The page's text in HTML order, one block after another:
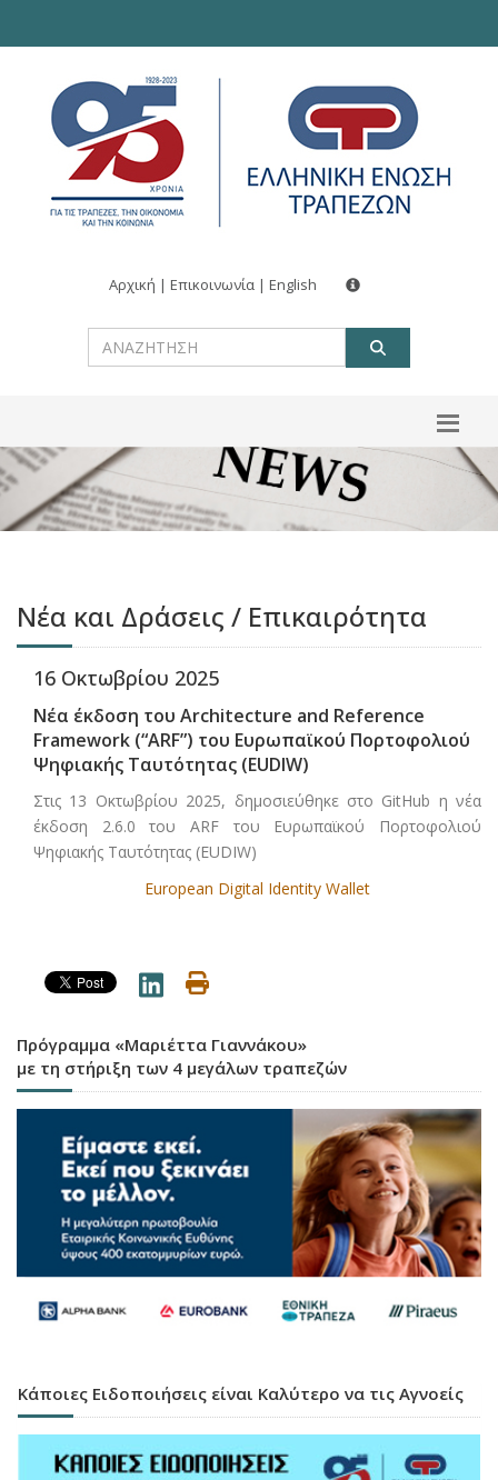
Αρχική | Επικοινωνία | English
Νέα και Δράσεις / Επικαιρότητα
16 Οκτωβρίου 2025
Νέα έκδοση του Architecture and Reference
Framework (“ARF”) του Ευρωπαϊκού Πορτοφολιού
Ψηφιακής Ταυτότητας (EUDIW)
Στις 13 Οκτωβρίου 2025, δημοσιεύθηκε στο GitHub η νέα
έκδοση 2.6.0 του ARF του Ευρωπαϊκού Πορτοφολιού
Ψηφιακής Ταυτότητας (EUDIW)
European Digital Identity Wallet
Πρόγραμμα «Μαριέττα Γιαννάκου»
με τη στήριξη των 4 μεγάλων τραπεζών
Κάποιες Ειδοποιήσεις είναι Καλύτερο να τις Αγνοείς